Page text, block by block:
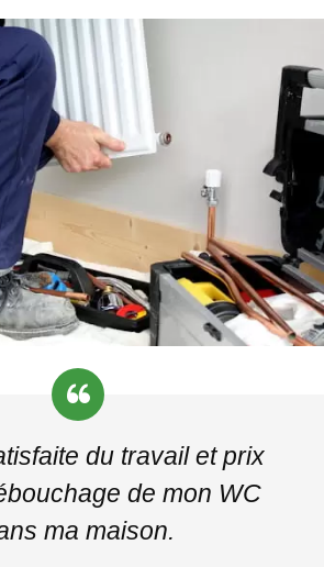
du travail et prix
de mon WC
ma maison.